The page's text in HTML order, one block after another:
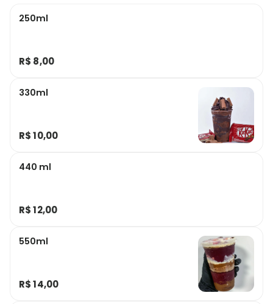
250ml
R$ 8,00
330ml
R$ 10,00
440 ml
R$ 12,00
550ml
R$ 14,00